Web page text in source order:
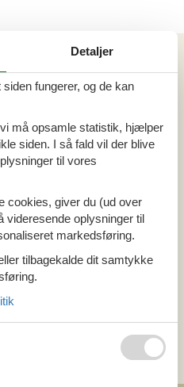
Detaljer
fungerer, og de kan
må opsamle statistik, hjælper
siden. I så fald vil der blive
til vores
cookies, giver du (ud over
videresende oplysninger til
markedsføring.
tilbagekalde dit samtykke